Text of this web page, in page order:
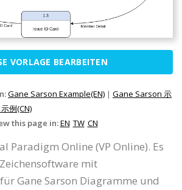
VORLAGE BEARBEITEN
Gane Sarson Example(EN) | Gane Sarson 示
例(CN)
this page in:EN TW CN
Paradigm Online (VP Online). Es
mit
Gane Sarson Diagramme und